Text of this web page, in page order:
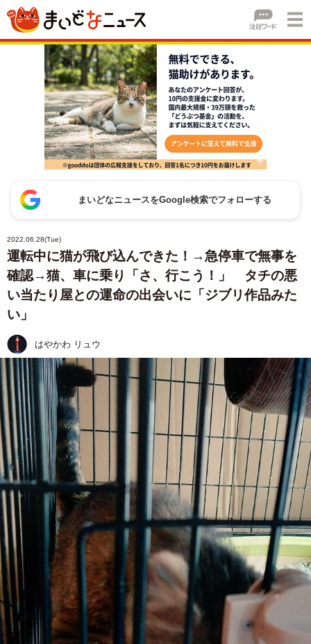
まいどなニュースをGoogle検索でフォローする
2022.06.28(Tue)
運転中に猫が飛び込んできた！→急停車で無事を
確認→猫、車に乗り「さ、行こう！」 タチの悪
い当たり屋との運命の出会いに「ジブリ作品みた
い」
はやかわ リュウ